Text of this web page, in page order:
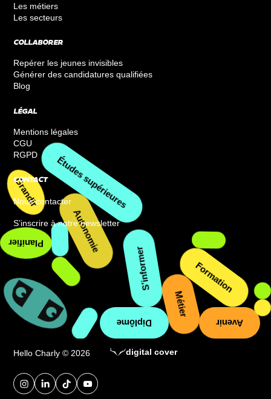
Les métiers
Les secteurs
COLLABORER
Repérer les jeunes invisibles
Générer des candidatures qualifiées
Blog
LÉGAL
Mentions légales
CGU
RGPD
CONTACT
Nous contacter
S’inscrire à notre newsletter
Formation
Planifier
Diplôme Avenir
Études supérieures
Métier
Grandir
S’informer
Autonomie
Hello Charly © 2026 digital cover